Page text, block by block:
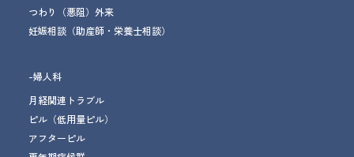
つわり（悪阻）外来
妊娠相談（助産師・栄養士相談）
-婦人科
月経関連トラブル
ピル（低用量ピル）
アフターピル